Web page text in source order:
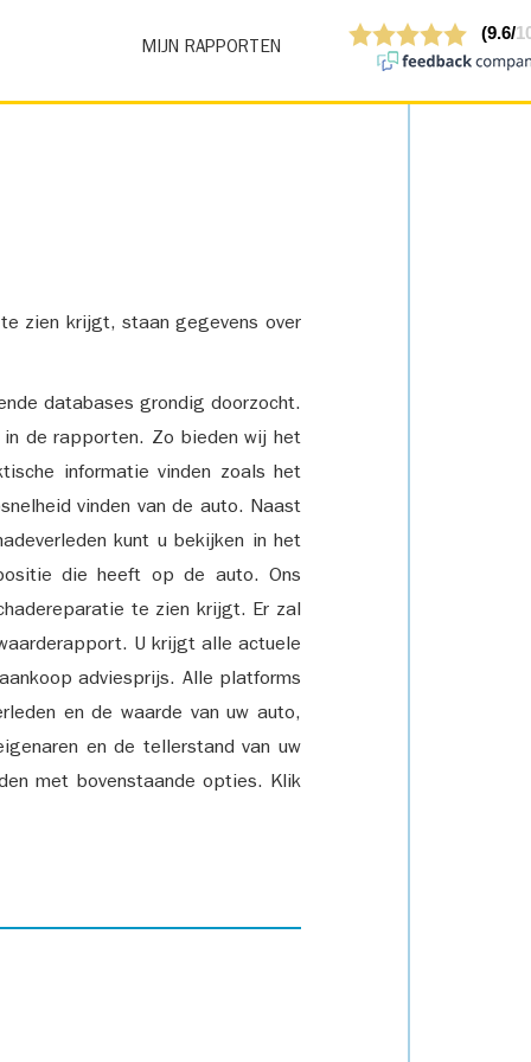
MIJN RAPPORTEN
zien krijgt, staan gegevens over
databases grondig doorzocht.
de rapporten. Zo bieden wij het
informatie vinden zoals het
vinden van de auto. Naast
kunt u bekijken in het
die heeft op de auto. Ons
te zien krijgt. Er zal
U krijgt alle actuele
adviesprijs. Alle platforms
en de waarde van uw auto,
en de tellerstand van uw
met bovenstaande opties. Klik